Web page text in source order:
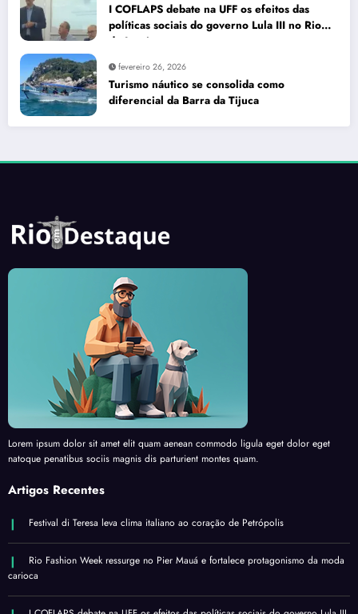
I COFLAPS debate na UFF os efeitos das
políticas sociais do governo Lula III no Rio
de Janeiro
fevereiro 26, 2026
Turismo náutico se consolida como
diferencial da Barra da Tijuca
Lorem ipsum dolor sit amet elit quam aenean commodo ligula eget dolor eget
natoque penatibus sociis magnis dis parturient montes quam.
Artigos Recentes
Festival di Teresa leva clima italiano ao coração de Petrópolis
Rio Fashion Week ressurge no Pier Mauá e fortalece protagonismo da moda
carioca